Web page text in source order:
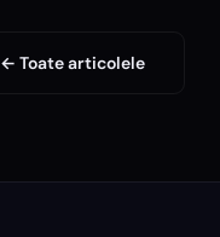
← Toate articolele